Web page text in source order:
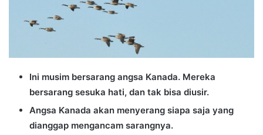
Ini musim bersarang angsa Kanada. Mereka
bersarang sesuka hati, dan tak bisa diusir.
Angsa Kanada akan menyerang siapa saja yang
dianggap mengancam sarangnya.